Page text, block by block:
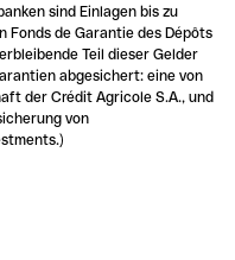
sind Einlagen bis zu
Fonds de Garantie des Dépôts
Teil dieser Gelder
abgesichert: eine von
der Crédit Agricole S.A., und
von